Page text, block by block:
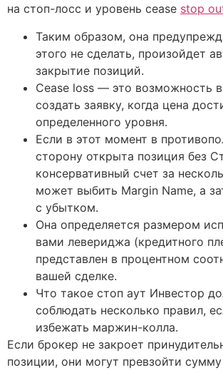
на стоп-лосс и уровень cease stop
Таким образом, она
этого не сделать, произойдет
закрытие позиций.
Cease loss — это возможность
создать заявку, когда цена
определенного уровня.
Если в этот момент в
сторону открыта позиция без
консервативный счет за
может выбить Margin Name, а
с убытком.
Она определяется размером
вами левериджа (кредитного
представлен в процентном
вашей сделке.
Что такое стоп аут Инвестор
соблюдать несколько правил,
избежать маржин-колла.
Если брокер не закроет
позиции, они могут превзойти сумму